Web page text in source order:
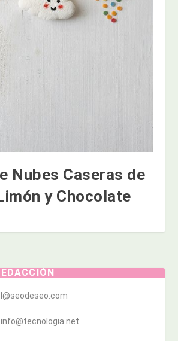
Nubes Caseras de
y Chocolate
info@tecnologia.net